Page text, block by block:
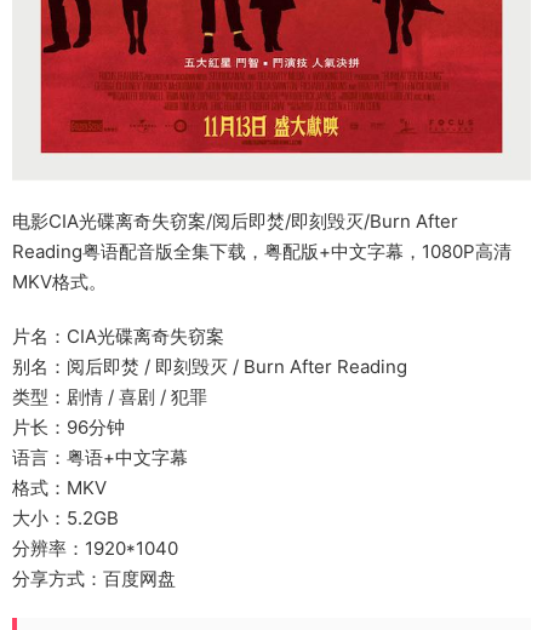
电影CIA光碟离奇失窃案/阅后即焚/即刻毁灭/Burn After
Reading粤语配音版全集下载，粤配版+中文字幕，1080P高清
MKV格式。
片名：CIA光碟离奇失窃案
别名：阅后即焚 / 即刻毁灭 / Burn After Reading
类型：剧情 / 喜剧 / 犯罪
片长：96分钟
语言：粤语+中文字幕
格式：MKV
大小：5.2GB
分辨率：1920*1040
分享方式：百度网盘